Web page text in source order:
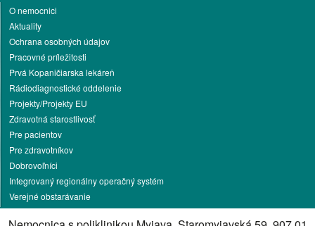
O nemocnici
Aktuality
Ochrana osobných údajov
Pracovné príležitosti
Prvá Kopaničiarska lekáreň
Rádiodiagnostické oddelenie
Projekty/Projekty EU
Zdravotná starostlivosť
Pre pacientov
Pre zdravotníkov
Dobrovoľníci
Integrovaný regionálny operačný systém
Verejné obstarávanie
Životné prostredie